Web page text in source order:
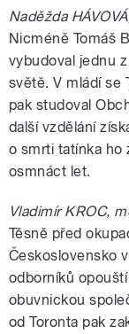
Naděžda
Nicméně Tomáš
vybudoval jednu
světě. V mládí se
pak studoval
další vzdělání
o smrti tatínka ho
osmnáct let.
Vladimír KROC,
Těsně před
Československo
odborníků
obuvnickou
od Toronta pak